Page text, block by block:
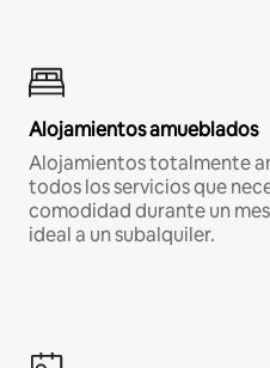
Alojamientos amueblados
Alojamientos totalmente
todos los servicios que
comodidad durante un
ideal a un subalquiler.